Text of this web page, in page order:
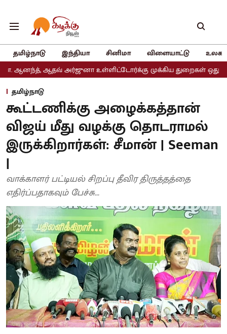
தமிழ்நாடு இந்தியா சினிமா விளையாட்டு
அர்ஜுனா உள்ளிட்டோர்க்கு முக்கிய துறைகள் ஒதுக்கீடு
தமிழ்நாடு
கூட்டணிக்கு அழைக்கத்தான்
விஜய் மீது வழக்கு தொடராமல்
இருக்கிறார்கள்: சீமான் | Seeman
|
வாக்காளர் பட்டியல் சிறப்பு தீவிர திருத்தத்தை
எதிர்ப்பதாகவும் பேச்சு...